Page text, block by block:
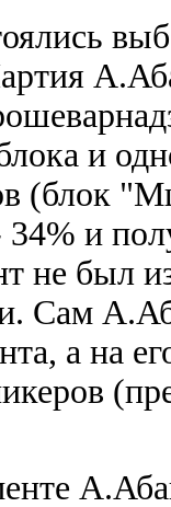
и
(блок
34% и
не был
Сам
а на